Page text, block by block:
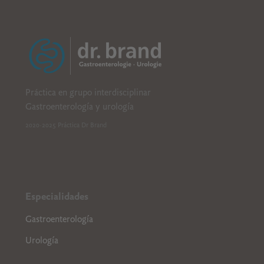
BCDE
Práctica en grupo interdisciplinar
Gastroenterología y urología
Especialidades
Gastroenterología
Urología